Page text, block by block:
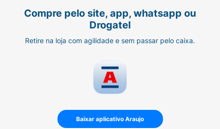
Compre pelo site, app, whatsapp ou
Drogatel
Retire na loja com agilidade e sem passar pelo caixa.
Baixar aplicativo Araujo